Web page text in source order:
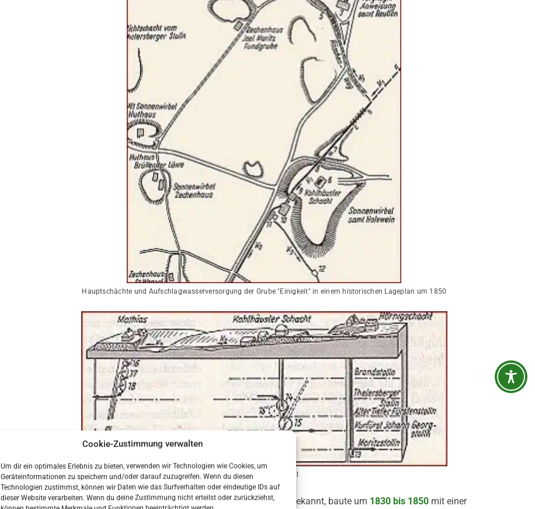
Cookie-Zustimmung verwalten
Um dir ein optimales Erlebnis zu bieten, verwenden wir Technologien wie Cookies, um
Geräteinformationen zu speichern und/oder darauf zuzugreifen. Wenn du diesen
Technologien zustimmst, können wir Daten wie das Surfverhalten oder eindeutige IDs auf
dieser Website verarbeiten. Wenn du deine Zustimmung nicht erteilst oder zurückziehst,
Hauptschächte und Aufschlagwasserversorgung der Grube "Einigkeit" in einem historischen Lageplan um 1850
Schematisches Profil
Die „Vergnügte Anweisung samt Reußen“, seit1518und1548 bekannt, baute um 1830 bis 1850mit einer